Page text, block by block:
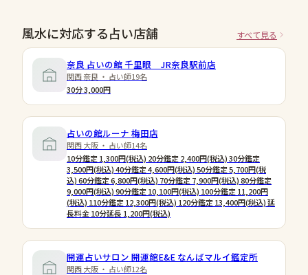
風水に対応する占い店舗 すべて見る
奈良 占いの館 千里眼 JR奈良駅前店
関西 奈良 ・ 占い師19名
30分 3,000円
占いの館ルーナ 梅田店
関西 大阪 ・ 占い師14名
10分鑑定 1,300円(税込) 20分鑑定 2,400円(税込) 30分鑑定
3,500円(税込) 40分鑑定 4,600円(税込) 50分鑑定 5,700円(税
込) 60分鑑定 6,800円(税込) 70分鑑定 7,900円(税込) 80分鑑定
9,000円(税込) 90分鑑定 10,100円(税込) 100分鑑定 11,200円
(税込) 110分鑑定 12,300円(税込) 120分鑑定 13,400円(税込) 延
長料金 10分延長 1,200円(税込)
開運占いサロン 開運館E&E なんばマルイ鑑定所
関西 大阪 ・ 占い師12名